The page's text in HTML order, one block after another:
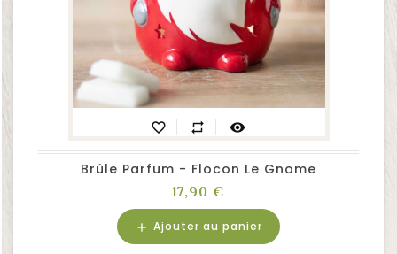
favorite_border repeat visibility
Brûle Parfum - Flocon Le Gnome
Prix
17,90 €
add Ajouter au panier